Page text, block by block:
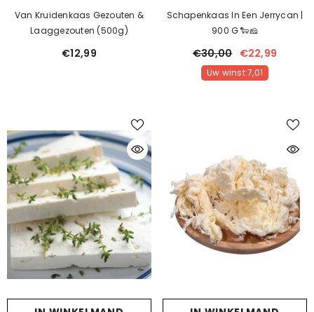
Van Kruidenkaas Gezouten &
Laaggezouten (500g)
€12,99
Schapenkaas In Een Jerrycan |
900 G 🐑🧀
€30,00 €22,99
Uw winst:7,01